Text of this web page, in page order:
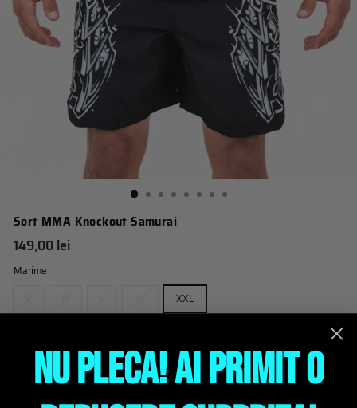
Sort MMA Knockout Samurai
Pret
obisnuit
149,00 lei
Marime
XXL
ADAUGĂ IN COŞ
NU PLECA! AI PRIMIT O